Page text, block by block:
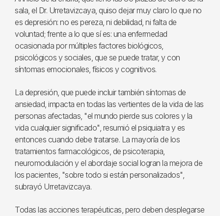
sala, el Dr. Urretavizcaya, quiso dejar muy claro lo que no
es depresión: no es pereza, ni debilidad, ni falta de
voluntad; frente a lo que sí es: una enfermedad
ocasionada por múltiples factores biológicos,
psicológicos y sociales, que se puede tratar, y con
síntomas emocionales, físicos y cognitivos.
La depresión, que puede incluir también síntomas de
ansiedad, impacta en todas las vertientes de la vida de las
personas afectadas, "el mundo pierde sus colores y la
vida cualquier significado", resumió el psiquiatra y es
entonces cuando debe tratarse. La mayoría de los
tratamientos farmacológicos, de psicoterapia,
neuromodulación y el abordaje social logran la mejora de
los pacientes, "sobre todo si están personalizados",
subrayó Urretavizcaya.
Todas las acciones terapéuticas, pero deben desplegarse